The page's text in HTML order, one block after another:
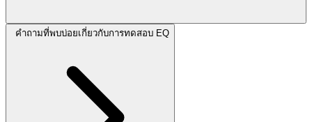
คำถามที่พบบ่อยเกี่ยวกับการทดสอบ EQ